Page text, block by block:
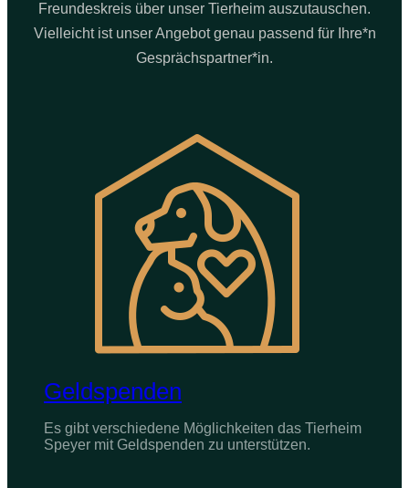
Freundeskreis über unser Tierheim auszutauschen.
Vielleicht ist unser Angebot genau passend für Ihre*n
Gesprächspartner*in.
Geldspenden
Es gibt verschiedene Möglichkeiten das Tierheim
Speyer mit Geldspenden zu unterstützen.